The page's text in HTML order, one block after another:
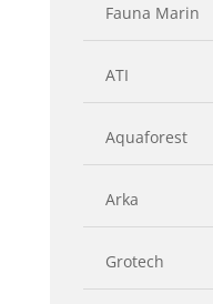
Fauna Marin
ATI
Aquaforest
Arka
Grotech